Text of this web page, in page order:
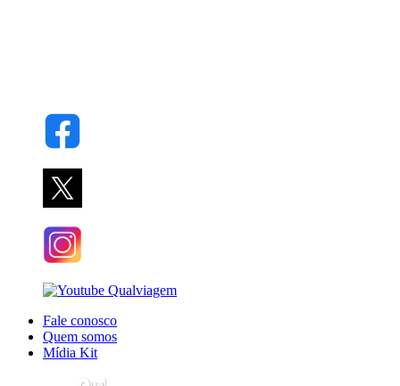
Fale conosco
Quem somos
Mídia Kit